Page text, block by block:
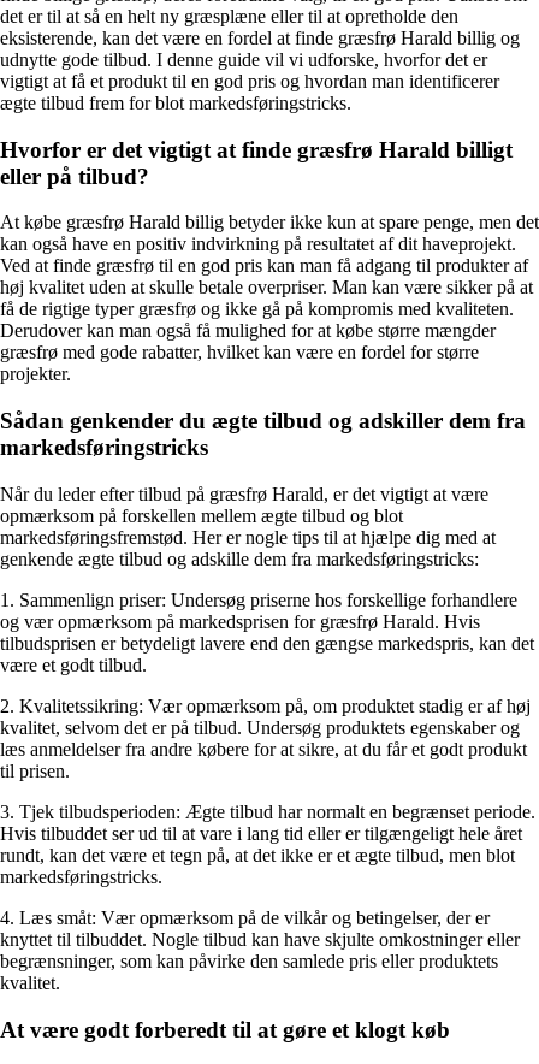
det er til at så en helt ny græsplæne eller til at opretholde den
eksisterende, kan det være en fordel at finde græsfrø Harald billig og
udnytte gode tilbud. I denne guide vil vi udforske, hvorfor det er
vigtigt at få et produkt til en god pris og hvordan man identificerer
ægte tilbud frem for blot markedsføringstricks.
Hvorfor er det vigtigt at finde græsfrø Harald billigt
eller på tilbud?
At købe græsfrø Harald billig betyder ikke kun at spare penge, men det
kan også have en positiv indvirkning på resultatet af dit haveprojekt.
Ved at finde græsfrø til en god pris kan man få adgang til produkter af
høj kvalitet uden at skulle betale overpriser. Man kan være sikker på at
få de rigtige typer græsfrø og ikke gå på kompromis med kvaliteten.
Derudover kan man også få mulighed for at købe større mængder
græsfrø med gode rabatter, hvilket kan være en fordel for større
projekter.
Sådan genkender du ægte tilbud og adskiller dem fra
markedsføringstricks
Når du leder efter tilbud på græsfrø Harald, er det vigtigt at være
opmærksom på forskellen mellem ægte tilbud og blot
markedsføringsfremstød. Her er nogle tips til at hjælpe dig med at
genkende ægte tilbud og adskille dem fra markedsføringstricks:
1. Sammenlign priser: Undersøg priserne hos forskellige forhandlere
og vær opmærksom på markedsprisen for græsfrø Harald. Hvis
tilbudsprisen er betydeligt lavere end den gængse markedspris, kan det
være et godt tilbud.
2. Kvalitetssikring: Vær opmærksom på, om produktet stadig er af høj
kvalitet, selvom det er på tilbud. Undersøg produktets egenskaber og
læs anmeldelser fra andre købere for at sikre, at du får et godt produkt
til prisen.
3. Tjek tilbudsperioden: Ægte tilbud har normalt en begrænset periode.
Hvis tilbuddet ser ud til at vare i lang tid eller er tilgængeligt hele året
rundt, kan det være et tegn på, at det ikke er et ægte tilbud, men blot
markedsføringstricks.
4. Læs småt: Vær opmærksom på de vilkår og betingelser, der er
knyttet til tilbuddet. Nogle tilbud kan have skjulte omkostninger eller
begrænsninger, som kan påvirke den samlede pris eller produktets
kvalitet.
At være godt forberedt til at gøre et klogt køb